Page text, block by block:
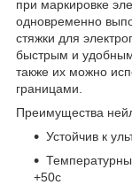
при маркировке
одновременно
стяжки для
быстрым и
также их можно
границами.
Преимущества
Устойчив к
+50с